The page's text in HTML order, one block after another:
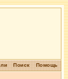
Помощь
Поиск